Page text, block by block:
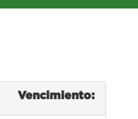
Vencimiento: